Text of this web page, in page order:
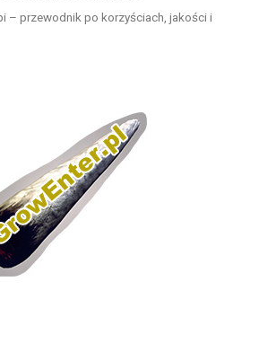
– przewodnik po korzyściach, jakości i